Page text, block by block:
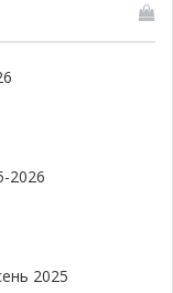
2026
2025